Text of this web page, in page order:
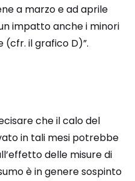
a marzo e ad aprile
impatto anche i minori
(cfr. il grafico D)”.
che il calo del
in tali mesi potrebbe
delle misure di
è in genere sospinto